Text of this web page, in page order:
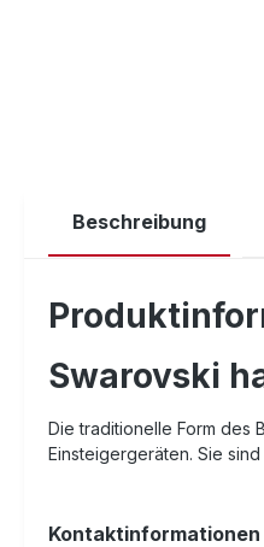
Beschreibung
Swarovski
Die traditionelle Form des
Einsteigergeräten. Sie